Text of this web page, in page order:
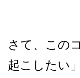
さて、この
起こしたい」